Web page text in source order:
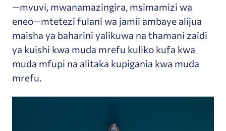
—mvuvi, mwanamazingira, msimamizi wa
eneo—mtetezi fulani wa jamii ambaye alijua
maisha ya baharini yalikuwa na thamani zaidi
ya kuishi kwa muda mrefu kuliko kufa kwa
muda mfupi na alitaka kupigania kwa muda
mrefu.